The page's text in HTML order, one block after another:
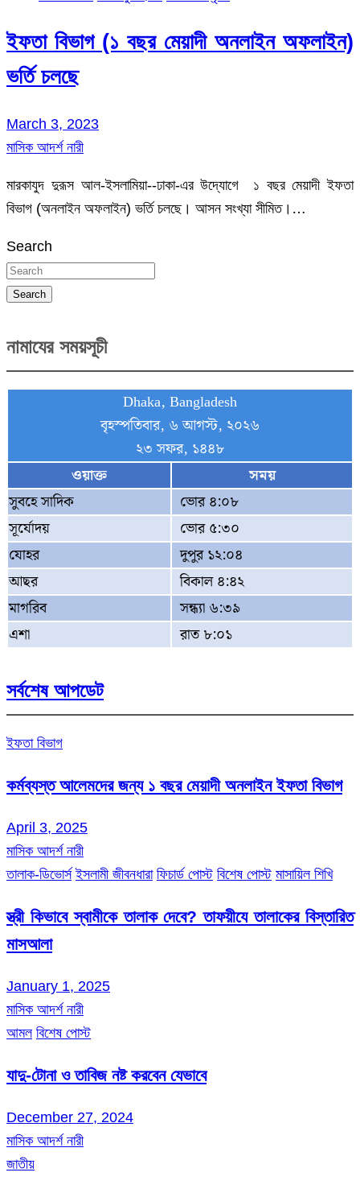
ইফতা বিভাগ (১ বছর মেয়াদী অনলাইন অফলাইন)
ভর্তি চলছে
March 3, 2023
মাসিক আদর্শ নারী
মারকাযুদ দুরূস আল-ইসলামিয়া--ঢাকা-এর উদ্যোগে ১ বছর মেয়াদী ইফতা
বিভাগ (অনলাইন অফলাইন) ভর্তি চলছে। আসন সংখ্যা সীমিত।…
Search
Search
নামাযের সময়সূচী
Dhaka, Bangladesh
বৃহস্পতিবার, ৬ আগস্ট, ২০২৬
২৩ সফর, ১৪৪৮
ওয়াক্ত
সময়
সুবহে সাদিক
ভোর ৪:০৮
সূর্যোদয়
ভোর ৫:৩০
যোহর
দুপুর ১২:০৪
আছর
বিকাল ৪:৪২
মাগরিব
সন্ধ্যা ৬:৩৯
এশা
রাত ৮:০১
সর্বশেষ আপডেট
ইফতা বিভাগ
কর্মব্যস্ত আলেমদের জন্য ১ বছর মেয়াদী অনলাইন ইফতা বিভাগ
April 3, 2025
মাসিক আদর্শ নারী
তালাক-ডিভোর্স ইসলামী জীবনধারা ফিচার্ড পোস্ট বিশেষ পোস্ট মাসায়িল শিখি
স্ত্রী কিভাবে স্বামীকে তালাক দেবে? তাফয়ীযে তালাকের বিস্তারিত
মাসআলা
January 1, 2025
মাসিক আদর্শ নারী
আমল বিশেষ পোস্ট
যাদু-টোনা ও তাবিজ নষ্ট করবেন যেভাবে
December 27, 2024
মাসিক আদর্শ নারী
জাতীয়